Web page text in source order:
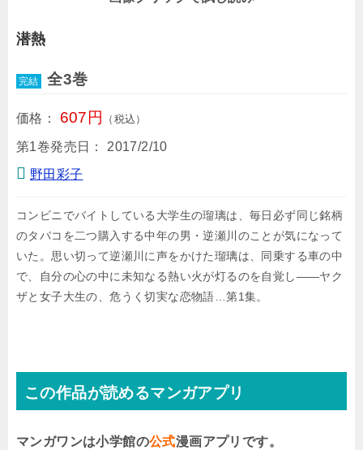
どうせ生きるなら好きな人と一緒にいたいですもん
潜熱
完結 全3巻
価格： 607円 （税込）
第1巻発売日：
2017/2/10
野田彩子
コンビニでバイトしている大学生の瑠璃は、毎日必ず同じ銘柄
のタバコを二つ購入する中年の男・逆瀬川のことが気になって
いた。思い切って逆瀬川に声をかけた瑠璃は、同乗する車の中
で、自分の心の中に未知なる熱い火が灯るのを自覚し――ヤク
ザと女子大生の、危うく切実な恋物語…第1集。
この作品が読めるマンガアプリ
マンガワンは小学館の公式漫画アプリです。